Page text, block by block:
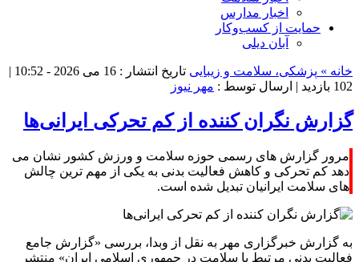
اخبار مدارس
حمایت از کسب‌وکار
آبان دیلی
خانه » پزشکی، سلامت و زیبایی تاریخ انتشار : 16 می 2026 - 10:52 |
102 بازدید
| ارسال توسط : مهر نیوز
گزارش نگران کننده از کم تحرکی ایرانی‌ها
مرور گزارش های رسمی حوزه سلامت و ورزش کشور نشان می
دهد کم تحرکی و کاهش فعالیت بدنی به یکی از مهم ترین چالش
های سلامت ایرانیان تبدیل شده است.
به گزارش خبرگزاری مهر به نقل از وبدا، بررسی «گزارش جامع
فعالیت بدنی مرتبط با سلامت در جمهوری اسلامی ایران» منتشر